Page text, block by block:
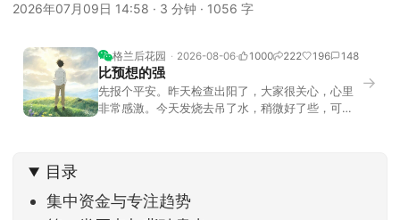
2026年07月09日 14:58 · 3 分钟 · 1056 字
格兰后花园 2026-08-06 1000 222 196 148
比预想的强
先报个平安。昨天检查出阳了，大家很关心，心里
非常感激。今天发烧去吊了水，稍微好了些，可没
去相差不大，但细看下来，跌幅超过3%的只有不到
→
目录
集中资金与专注趋势